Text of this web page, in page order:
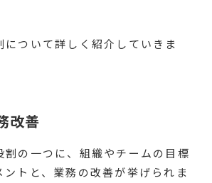
ついて詳しく紹介していきま
改善
割の一つに、組織やチームの目標
ントと、業務の改善が挙げられま